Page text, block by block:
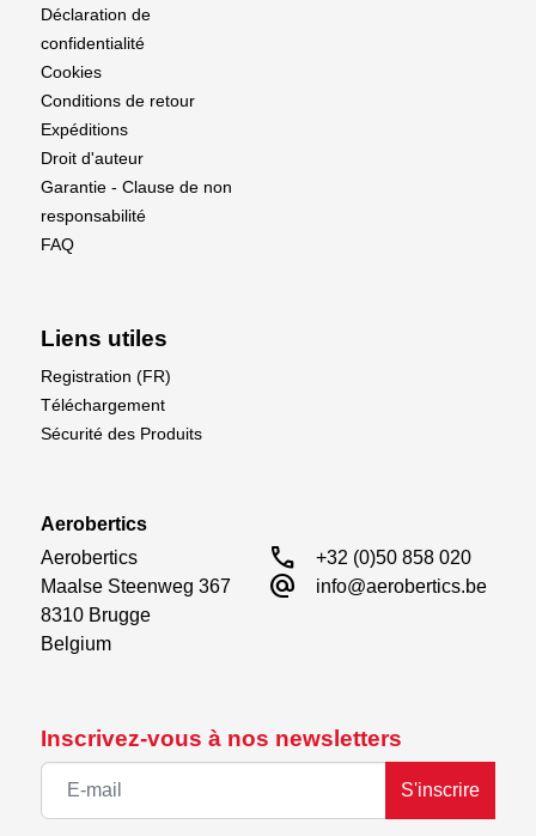
Inscrivez-vous à nos newsletters
S'inscrire
Déclaration de
confidentialité
Cookies
Conditions de retour
Expéditions
Droit d'auteur
Garantie - Clause de non
responsabilité
FAQ
Liens utiles
Registration (FR)
Téléchargement
Sécurité des Produits
Aerobertics
Aerobertics
Maalse Steenweg 367
8310 Brugge
Belgium
call +32 (0)50 858 020
alternate_email info@aerobertics.be